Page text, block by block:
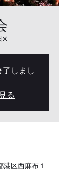
了しまし
る
港区西麻布１